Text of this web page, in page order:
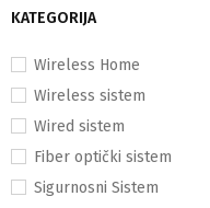
KATEGORIJA
Wireless Home
Wireless sistem
Wired sistem
Fiber optički sistem
Sigurnosni Sistem